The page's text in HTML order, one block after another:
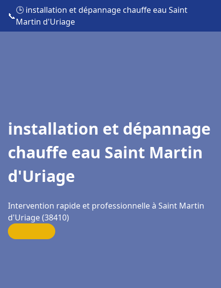
📞
🕒 installation et dépannage chauffe eau Saint
Martin d'Uriage
installation et dépannage
chauffe eau Saint Martin
d'Uriage
Intervention rapide et professionnelle à Saint Martin
d'Uriage (38410)